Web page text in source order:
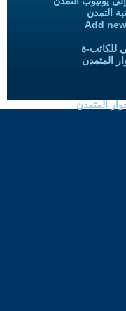
التمدن
Add
للكاتب-ة
المتمدن
المتمدن